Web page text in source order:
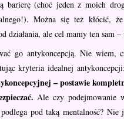
barierę (choć jeden z moich
Można się też kłócić,
działania, ale cel mamy ten sam
go antykoncepcją. Nie wiem,
kryteria idealnej
– postawie
Ale czy podejmowanie
pod taką mentalność?